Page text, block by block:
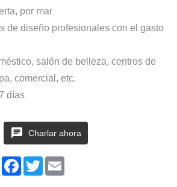
por mar
de diseño profesionales con el gasto
salón de belleza, centros de
comercial, etc.
días
Charlar ahora
LinkedInFacebook
Twitter